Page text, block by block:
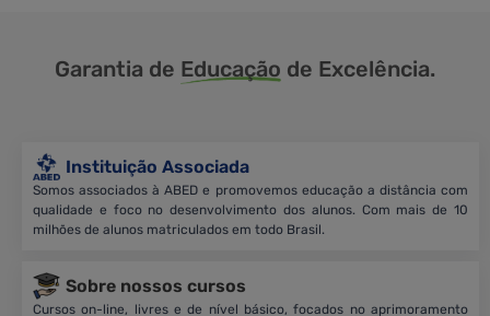
Garantia de Educação de Excelência.
Instituição Associada
Somos associados à ABED e promovemos educação a distância com
qualidade e foco no desenvolvimento dos alunos. Com mais de 10
milhões de alunos matriculados em todo Brasil.
Sobre nossos cursos
Cursos on-line, livres e de nível básico, focados no aprimoramento